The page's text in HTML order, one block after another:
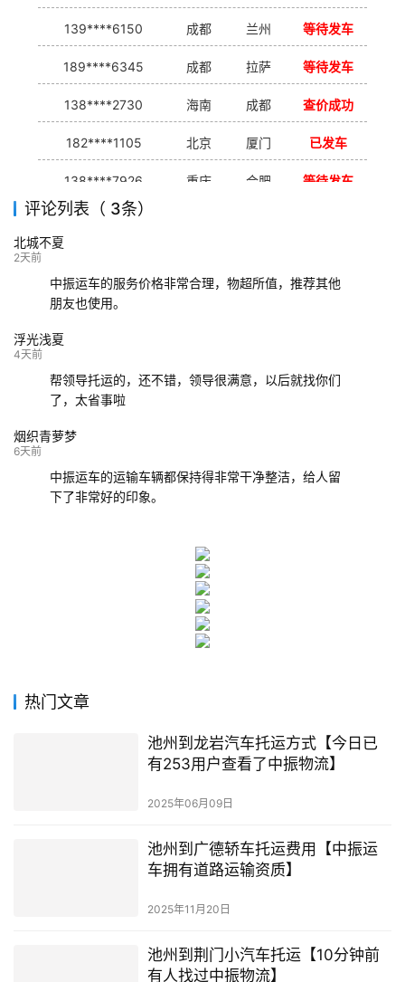
139****6150 成都 兰州 等待发车
189****6345 成都 拉萨 等待发车
138****2730 海南 成都 查价成功
182****1105 北京 厦门 已发车
138****7926 重庆 合肥 等待发车
139****9233
评论列表（ 3条）
北城不夏
2天前
中振运车的服务价格非常合理，物超所值，推荐其他
朋友也使用。
浮光浅夏
4天前
帮领导托运的，还不错，领导很满意，以后就找你们
了，太省事啦
烟织青萝梦
6天前
中振运车的运输车辆都保持得非常干净整洁，给人留
下了非常好的印象。
热门文章
池州到龙岩汽车托运方式【今日已
有253用户查看了中振物流】
2025年06月09日
池州到广德轿车托运费用【中振运
车拥有道路运输资质】
2025年11月20日
池州到荆门小汽车托运【10分钟前
有人找过中振物流】